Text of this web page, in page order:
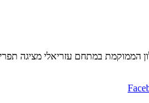
במתחם עזריאלי מציגה תפריט